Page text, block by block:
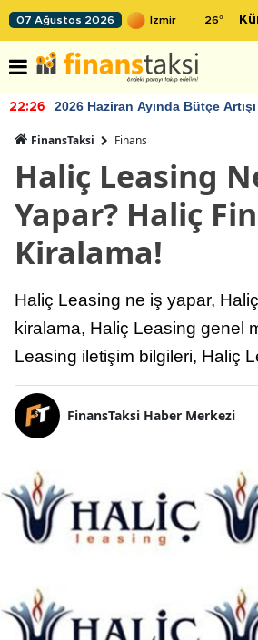
07 Ağustos 2026 26°
22:26 2026 Haziran Ayında Bütçe Artışı
FinansTaksi Finans
Haliç Leasing
Yapar? Haliç
Kiralama!
Haliç Leasing ne iş yapar,
kiralama, Haliç Leasing genel
Leasing iletişim bilgileri, Haliç
FinansTaksi Haber Merkezi